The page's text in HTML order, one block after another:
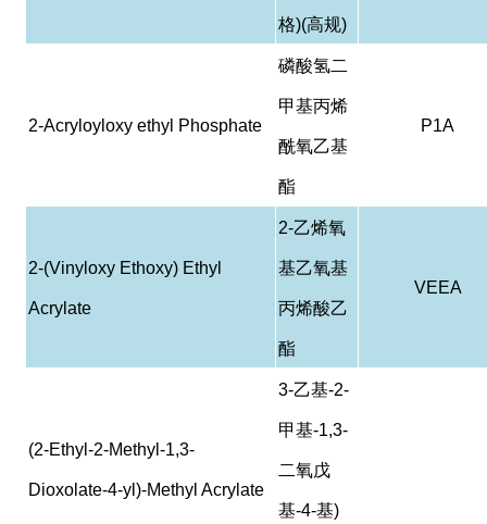
格)(高规)
2-Acryloyloxy ethyl Phosphate
磷酸氢二
甲基丙烯
酰氧乙基
酯
P1A
2-(Vinyloxy Ethoxy) Ethyl
Acrylate
2-乙烯氧
基乙氧基
丙烯酸乙
酯
VEEA
(2-Ethyl-2-Methyl-1,3-
Dioxolate-4-yl)-Methyl Acrylate
3-乙基-2-
甲基-1,3-
二氧戊
基-4-基)